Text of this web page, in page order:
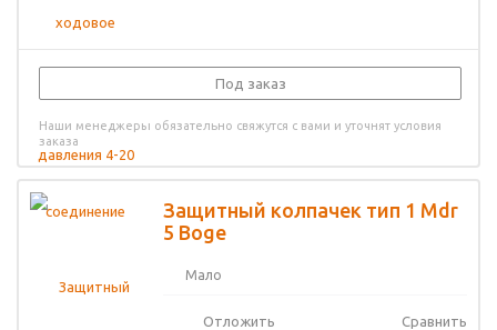
Под заказ
Наши менеджеры обязательно свяжутся с вами и уточнят условия
заказа
Защитный колпачек тип 1 Mdr
5 Boge
Мало
Отложить Сравнить